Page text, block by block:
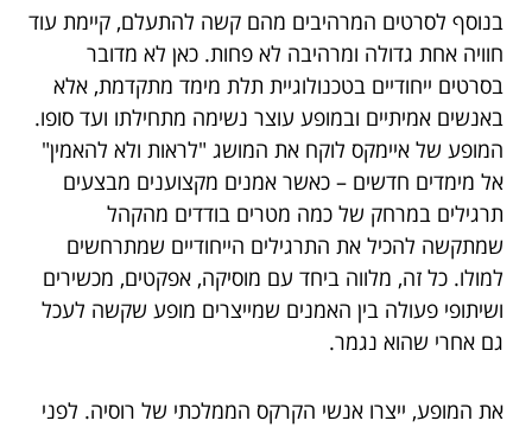
בנוסף לסרטים המרהיבים מהם קשה להתעלם, קיימת עוד
חוויה אחת גדולה ומרהיבה לא פחות. כאן לא מדובר
בסרטים ייחודיים בטכנולוגיית תלת מימד מתקדמת, אלא
באנשים אמיתיים ובמופע עוצר נשימה מתחילתו ועד סופו.
המופע של איימקס לוקח את המושג "לראות ולא להאמין"
אל מימדים חדשים – כאשר אמנים מקצוענים מבצעים
תרגילים במרחק של כמה מטרים בודדים מהקהל
שמתקשה להכיל את התרגילים הייחודיים שמתרחשים
למולו. כל זה, מלווה ביחד עם מוסיקה, אפקטים, מכשירים
ושיתופי פעולה בין האמנים שמייצרים מופע שקשה לעכל
גם אחרי שהוא נגמר.
את המופע, ייצרו אנשי הקרקס הממלכתי של רוסיה. לפני